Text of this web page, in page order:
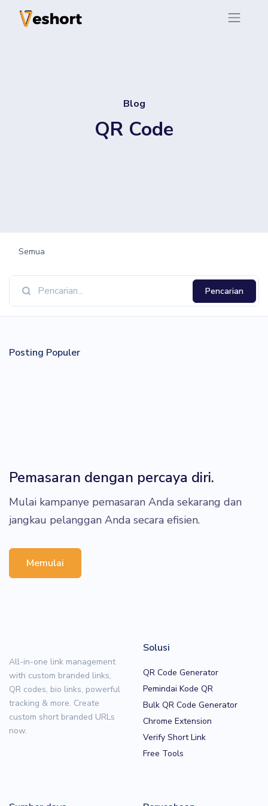
Blog
QR Code
Semua
Pencarian
Posting Populer
Pemasaran dengan percaya diri.
Mulai kampanye pemasaran Anda sekarang dan
jangkau pelanggan Anda secara efisien.
Memulai
All-in-one link management
with custom branded links,
QR codes, bio links, powerful
tracking & more. Create
custom short branded URLs
now.
Solusi
QR Code Generator
Pemindai Kode QR
Bulk QR Code Generator
Chrome Extension
Verify Short Link
Free Tools